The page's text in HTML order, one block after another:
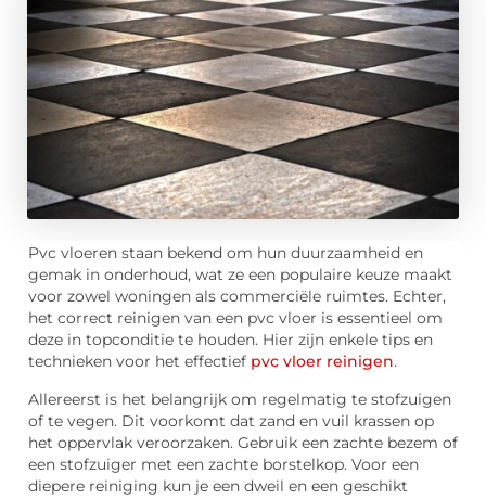
Pvc vloeren staan bekend om hun duurzaamheid en
gemak in onderhoud, wat ze een populaire keuze maakt
voor zowel woningen als commerciële ruimtes. Echter,
het correct reinigen van een pvc vloer is essentieel om
deze in topconditie te houden. Hier zijn enkele tips en
technieken voor het effectief pvc vloer reinigen.
Allereerst is het belangrijk om regelmatig te stofzuigen
of te vegen. Dit voorkomt dat zand en vuil krassen op
het oppervlak veroorzaken. Gebruik een zachte bezem of
een stofzuiger met een zachte borstelkop. Voor een
diepere reiniging kun je een dweil en een geschikt